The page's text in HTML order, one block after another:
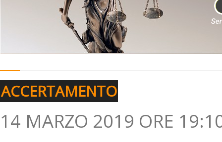
ACCERTAMENTO
14 MARZO 2019 ORE